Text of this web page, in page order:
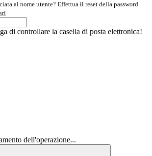
al nome utente? Effettua il reset della password
di controllare la casella di posta elettronica!
dell'operazione...